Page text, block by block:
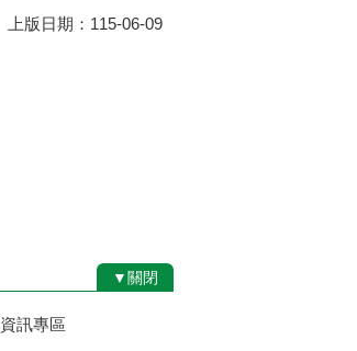
上版日期：115-06-09
▼關閉
資訊專區